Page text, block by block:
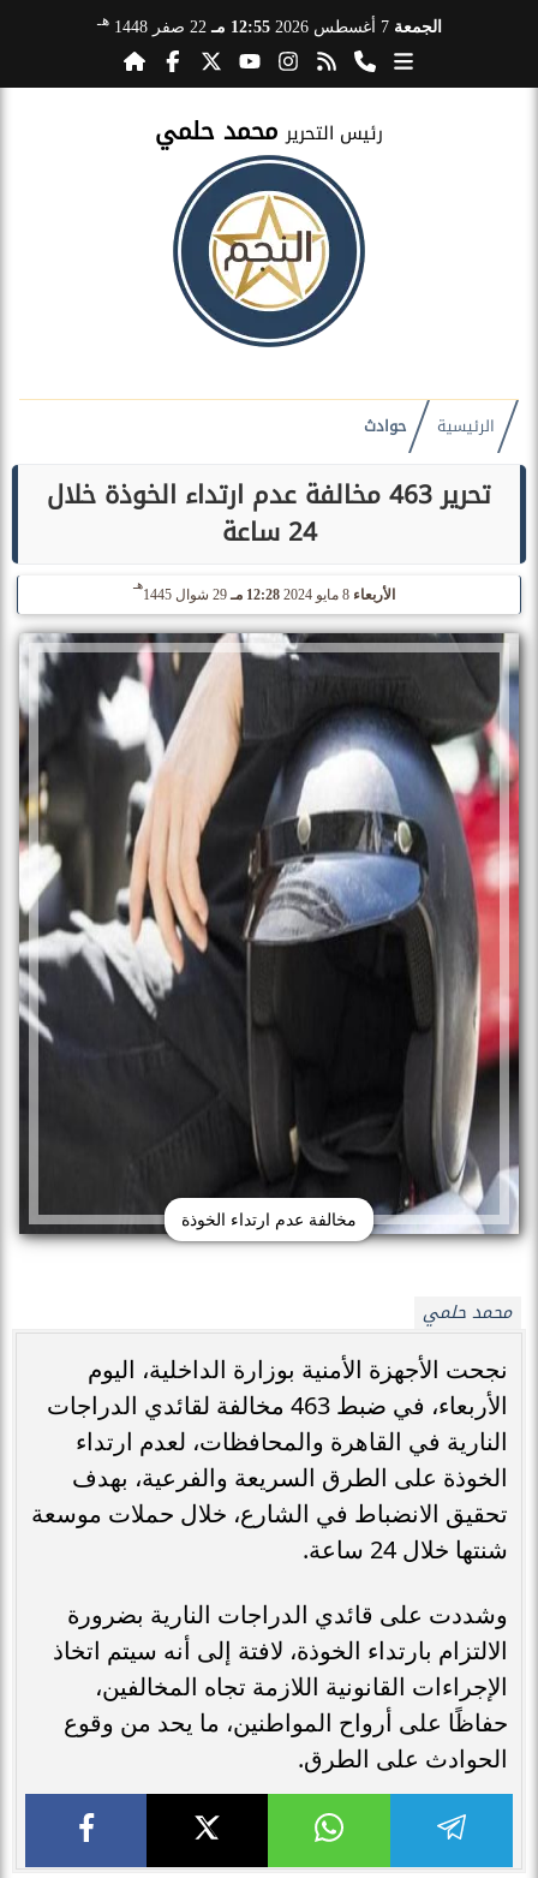
الجمعة 7 أغسطس 2026 12:55 مـ 22 صفر 1448 هـ
رئيس التحرير محمد حلمي
الرئيسية حوادث
تحرير 463 مخالفة عدم ارتداء الخوذة خلال
24 ساعة
الأربعاء 12:28 مـ 29 شوال 1445
هـ
مخالفة عدم ارتداء الخوذة
محمد حلمي
نجحت الأجهزة الأمنية بوزارة الداخلية، اليوم
الأربعاء، في ضبط 463 مخالفة لقائدي الدراجات
النارية في القاهرة والمحافظات، لعدم ارتداء
الخوذة على الطرق السريعة والفرعية، بهدف
تحقيق الانضباط في الشارع، خلال حملات موسعة
شنتها خلال 24 ساعة.
وشددت على قائدي الدراجات النارية بضرورة
الالتزام بارتداء الخوذة، لافتة إلى أنه سيتم اتخاذ
الإجراءات القانونية اللازمة تجاه المخالفين،
حفاظًا على أرواح المواطنين، ما يحد من وقوع
الحوادث على الطرق.